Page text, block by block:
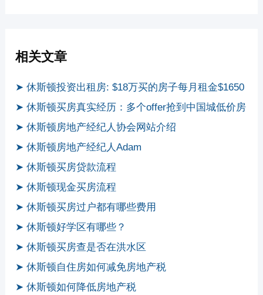
相关文章
➤ 休斯顿投资出租房: $18万买的房子每月租金$1650
➤ 休斯顿买房真实经历：多个offer抢到中国城低价房
➤ 休斯顿房地产经纪人协会网站介绍
➤ 休斯顿房地产经纪人Adam
➤ 休斯顿买房贷款流程
➤ 休斯顿现金买房流程
➤ 休斯顿买房过户都有哪些费用
➤ 休斯顿好学区有哪些？
➤ 休斯顿买房查是否在洪水区
➤ 休斯顿自住房如何减免房地产税
➤ 休斯顿如何降低房地产税